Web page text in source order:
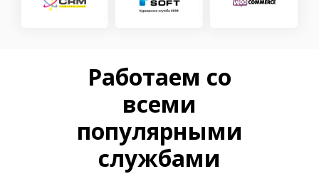
Работаем со
всеми
популярными
службами